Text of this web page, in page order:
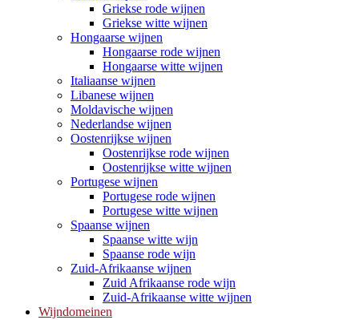
Griekse rode wijnen
Griekse witte wijnen
Hongaarse wijnen
Hongaarse rode wijnen
Hongaarse witte wijnen
Italiaanse wijnen
Libanese wijnen
Moldavische wijnen
Nederlandse wijnen
Oostenrijkse wijnen
Oostenrijkse rode wijnen
Oostenrijkse witte wijnen
Portugese wijnen
Portugese rode wijnen
Portugese witte wijnen
Spaanse wijnen
Spaanse witte wijn
Spaanse rode wijn
Zuid-Afrikaanse wijnen
Zuid Afrikaanse rode wijn
Zuid-Afrikaanse witte wijnen
Wijndomeinen